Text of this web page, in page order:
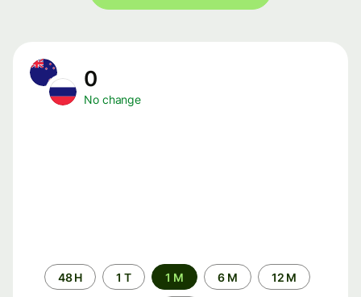
0
No change
Time
period
48 H 1 T 1 M 6 M 12 M